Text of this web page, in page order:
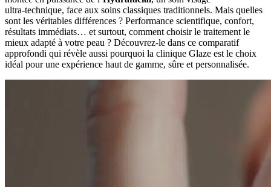
ultra‑technique, face aux soins classiques traditionnels. Mais quelles
sont les véritables différences ? Performance scien­ti­fi­que, confort,
résultats immédiats… et surtout, comment choisir le traitement le
mieux adapté à votre peau ? Découvrez-le dans ce comparatif
approfondi qui révèle aussi pourquoi la clinique Glaze est le choix
idéal pour une expérience haut de gamme, sûre et personnalisée.